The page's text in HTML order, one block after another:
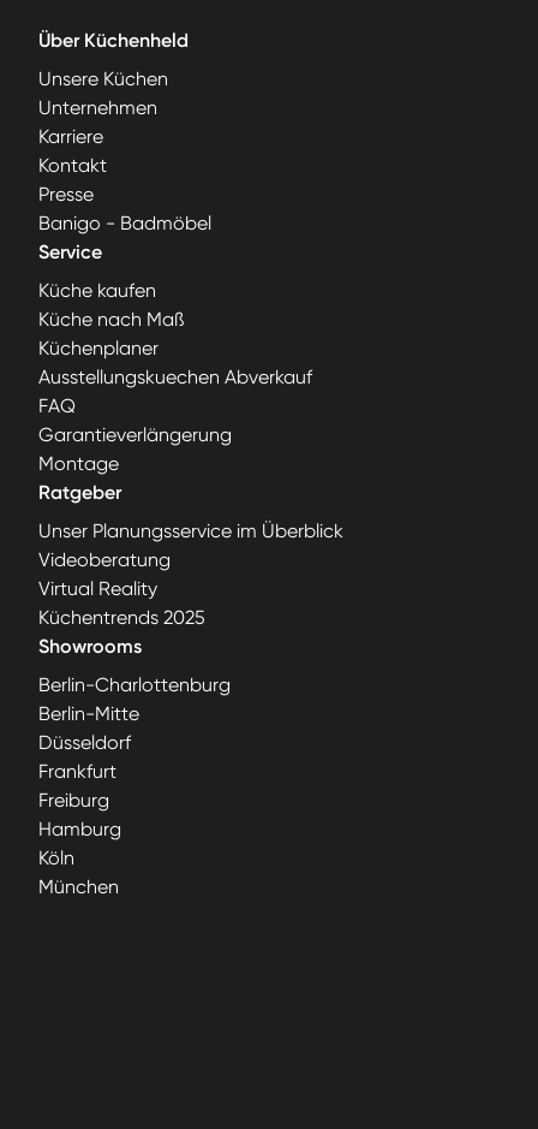
Über Küchenheld
Unsere Küchen
Unternehmen
Karriere
Kontakt
Presse
Banigo - Badmöbel
Service
Küche kaufen
Küche nach Maß
Küchenplaner
Ausstellungskuechen Abverkauf
FAQ
Garantieverlängerung
Montage
Ratgeber
Unser Planungsservice im Überblick
Videoberatung
Virtual Reality
Küchentrends 2025
Showrooms
Berlin-Charlottenburg
Berlin-Mitte
Düsseldorf
Frankfurt
Freiburg
Hamburg
Köln
München